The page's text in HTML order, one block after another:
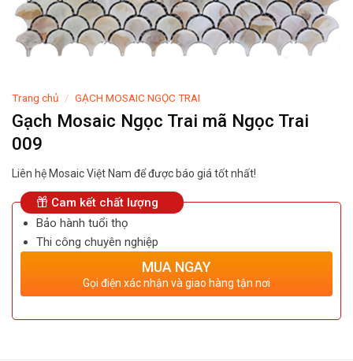
Trang chủ / GẠCH MOSAIC NGỌC TRAI
Gạch Mosaic Ngọc Trai mã Ngọc Trai
009
Liên hệ Mosaic Việt Nam để được báo giá tốt nhất!
Cam kết chất lượng
Bảo hành tuổi thọ
Thi công chuyên nghiệp
MUA NGAY
Gọi điện xác nhận và giao hàng tận nơi